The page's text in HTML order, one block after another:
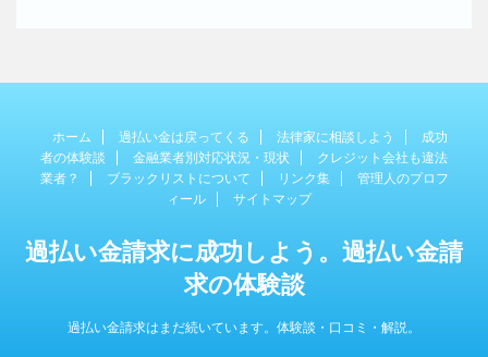
ホーム 過払い金は戻ってくる 法律家に相談しよう
成功
者の体験談
金融業者別対応状況・現状
クレジット会社も違法
業者？
ブラックリストについて リンク集
管理人のプロフ
ィール
サイトマップ
過払い金請求に成功しよう。過払い金請
求の体験談
過払い金請求はまだ続いています。体験談・口コミ・解説。